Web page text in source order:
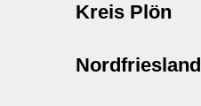
Kreis Plön
Nordfriesland